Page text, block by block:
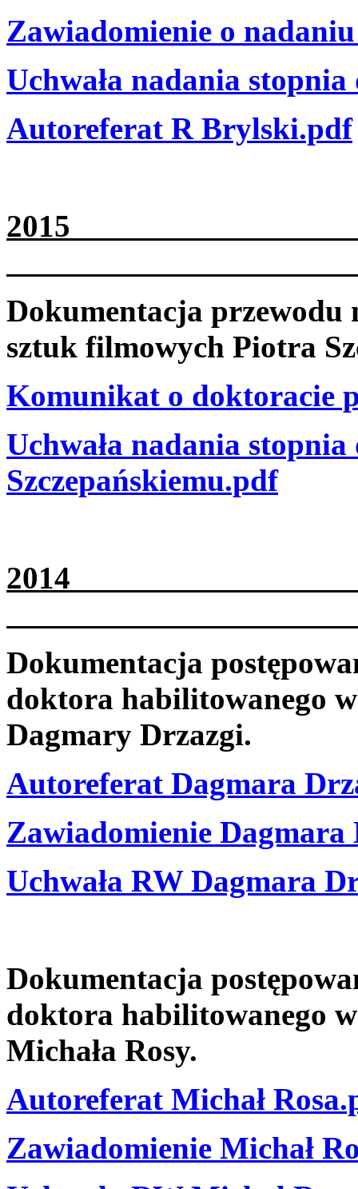
Zawiadomienie o
Uchwała nadania
Autoreferat R Brylski.pdf
Dokumentacja przewodu
sztuk filmowych Piotra
Komunikat o doktoracie
Uchwała nadania
Szczepańskiemu.pdf
Dokumentacja
doktora habilitowanego
Dagmary Drzazgi.
Autoreferat Dagmara
Zawiadomienie Dagmara
Uchwała RW Dagmara
Dokumentacja
doktora habilitowanego
Michała Rosy.
Autoreferat Michał
Zawiadomienie Michał